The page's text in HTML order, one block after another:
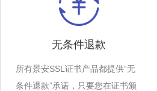
无条件退款
所有景安SSL证书产品都提供“无
条件退款”承诺，只要您在证书颁